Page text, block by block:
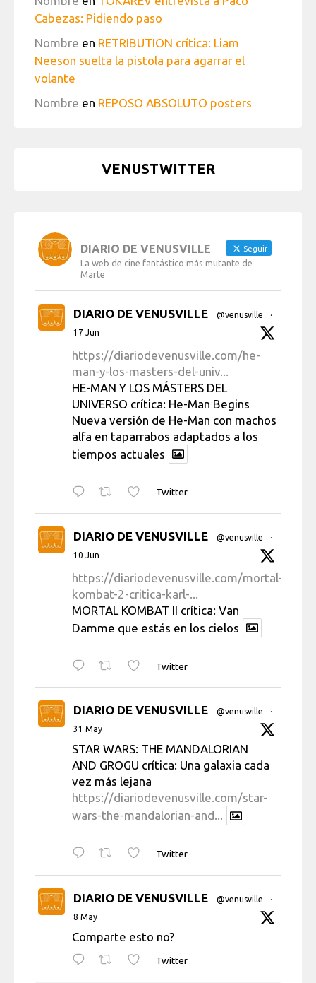
Cabezas: Pidiendo paso
Nombre en RETRIBUTION crítica: Liam
Neeson suelta la pistola para agarrar el
volante
Nombre en REPOSO ABSOLUTO posters
VENUSTWITTER
DIARIO DE VENUSVILLE Seguir
La web de cine fantástico más mutante de
Marte
DIARIO DE VENUSVILLE @venusville
·
17 Jun
https://diariodevenusville.com/he-
man-y-los-masters-del-univ...
HE-MAN Y LOS MÁSTERS DEL
UNIVERSO crítica: He-Man Begins
Nueva versión de He-Man con machos
alfa en taparrabos adaptados a los
tiempos actuales
Twitter
DIARIO DE VENUSVILLE @venusville
·
10 Jun
https://diariodevenusville.com/mortal-
kombat-2-critica-karl-...
MORTAL KOMBAT II crítica: Van
Damme que estás en los cielos
Twitter
DIARIO DE VENUSVILLE @venusville
·
31 May
STAR WARS: THE MANDALORIAN
AND GROGU crítica: Una galaxia cada
vez más lejana
https://diariodevenusville.com/star-
wars-the-mandalorian-and...
Twitter
DIARIO DE VENUSVILLE @venusville
·
8 May
Comparte esto no?
Twitter